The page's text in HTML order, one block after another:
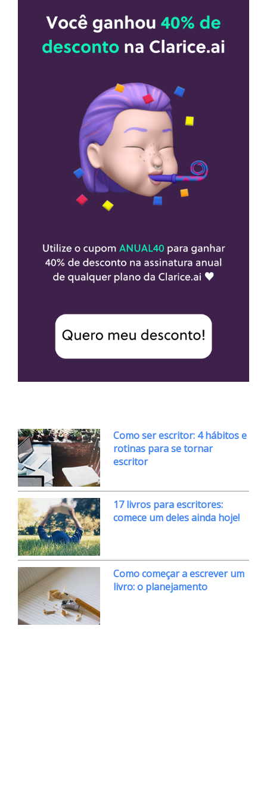
Como ser escritor: 4 hábitos e
rotinas para se tornar
escritor
17 livros para escritores:
comece um deles ainda hoje!
Como começar a escrever um
livro: o planejamento